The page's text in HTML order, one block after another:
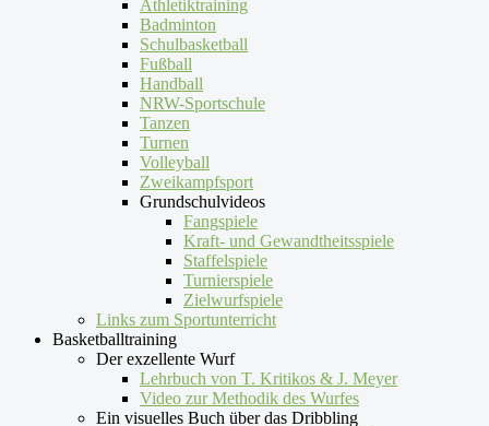
Athletiktraining
Badminton
Schulbasketball
Fußball
Handball
NRW-Sportschule
Tanzen
Turnen
Volleyball
Zweikampfsport
Grundschulvideos
Fangspiele
Kraft- und Gewandtheitsspiele
Staffelspiele
Turnierspiele
Zielwurfspiele
Links zum Sportunterricht
Basketballtraining
Der exzellente Wurf
Lehrbuch von T. Kritikos & J. Meyer
Video zur Methodik des Wurfes
Ein visuelles Buch über das Dribbling